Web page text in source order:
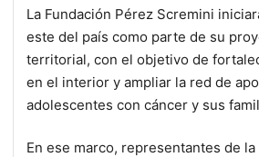
La Fundación Pérez Scremini
este del país como parte de su
territorial, con el objetivo de
en el interior y ampliar la red de
adolescentes con cáncer y sus
En ese marco, representantes de